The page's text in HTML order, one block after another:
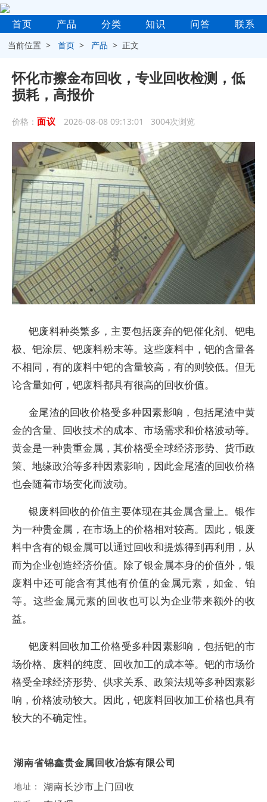
首页 产品 分类 知识 问答 联系
当前位置 >首页 > 产品 > 正文
怀化市擦金布回收，专业回收检测，低
损耗，高报价
价格： 面议 2026-08-08 09:13:01 3004次浏览
钯废料种类繁多，主要包括废弃的钯催化剂、钯电
极、钯涂层、钯废料粉末等。这些废料中，钯的含量各
不相同，有的废料中钯的含量较高，有的则较低。但无
论含量如何，钯废料都具有很高的回收价值。
金尾渣的回收价格受多种因素影响，包括尾渣中黄
金的含量、回收技术的成本、市场需求和价格波动等。
黄金是一种贵重金属，其价格受全球经济形势、货币政
策、地缘政治等多种因素影响，因此金尾渣的回收价格
也会随着市场变化而波动。
银废料回收的价值主要体现在其金属含量上。银作
为一种贵金属，在市场上的价格相对较高。因此，银废
料中含有的银金属可以通过回收和提炼得到再利用，从
而为企业创造经济价值。除了银金属本身的价值外，银
废料中还可能含有其他有价值的金属元素，如金、铂
等。这些金属元素的回收也可以为企业带来额外的收
益。
钯废料回收加工价格受多种因素影响，包括钯的市
场价格、废料的纯度、回收加工的成本等。钯的市场价
格受全球经济形势、供求关系、政策法规等多种因素影
响，价格波动较大。因此，钯废料回收加工价格也具有
较大的不确定性。
湖南省锦鑫贵金属回收冶炼有限公司
地址： 湖南长沙市上门回收